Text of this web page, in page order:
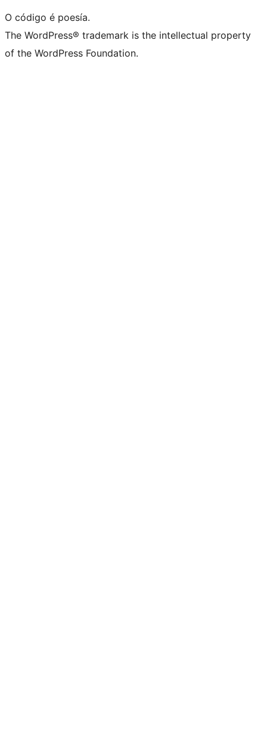
O código é poesía.
The WordPress® trademark is the intellectual property
of the WordPress Foundation.